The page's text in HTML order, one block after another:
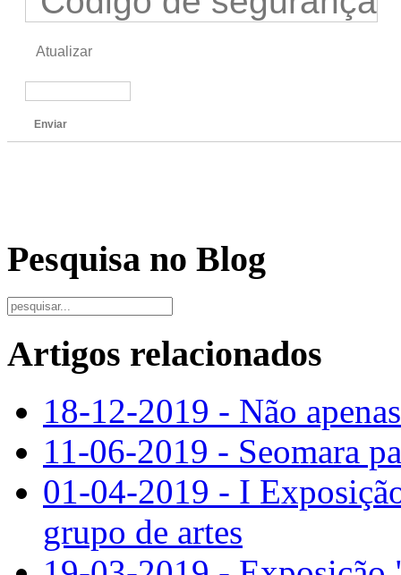
Atualizar
Enviar
Pesquisa no Blog
Artigos relacionados
18-12-2019 - Não
11-06-2019 - Seomara
01-04-2019 - I
grupo de artes